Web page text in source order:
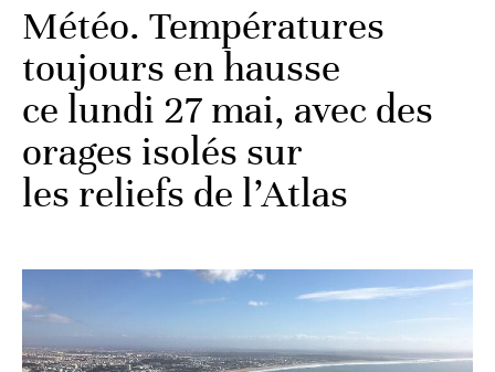
Météo. Températures
toujours en hausse
ce lundi 27 mai, avec des
orages isolés sur
les reliefs de l’Atlas